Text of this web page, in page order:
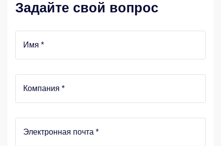
Задайте свой вопрос
Имя*
Компания*
Электронная почта*